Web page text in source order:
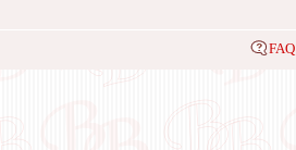
FAQ